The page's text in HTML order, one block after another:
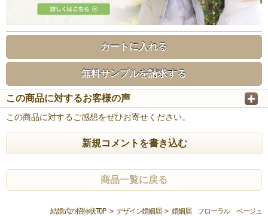
カートに入れる
無料サンプルを請求する
この商品に対するお客様の声
この商品に対するご感想をぜひお寄せください。
新規コメントを書き込む
商品一覧に戻る
結婚式の招待状TOP>デザイン婚姻届> 婚姻届 フローラル ベージュ